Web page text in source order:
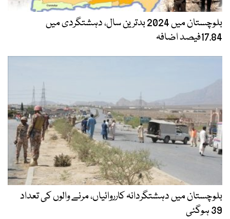
بلوچستان میں 2024 بدترین سال، دہشتگردی میں
17.84فیصد اضافہ
بلوچستان میں دہشتگردانہ کارروائیاں، مرنے والوں کی تعداد
39 ہوگئی